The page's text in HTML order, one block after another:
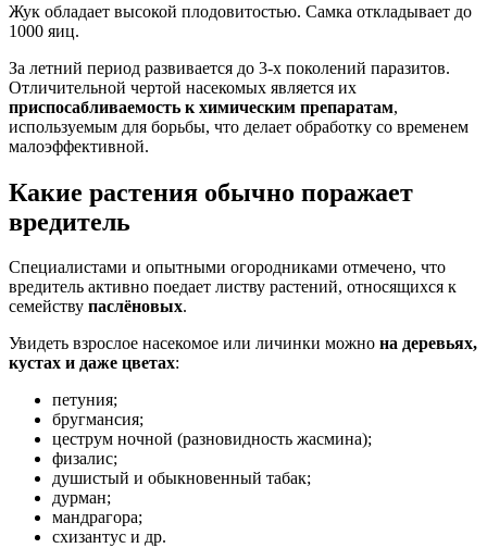
Жук обладает высокой плодовитостью. Самка откладывает до
1000 яиц.
За летний период развивается до 3-х поколений паразитов.
Отличительной чертой насекомых является их
приспосабливаемость к химическим препаратам,
используемым для борьбы, что делает обработку со временем
малоэффективной.
Какие растения обычно поражает
вредитель
Специалистами и опытными огородниками отмечено, что
вредитель активно поедает листву растений, относящихся к
семейству паслёновых.
Увидеть взрослое насекомое или личинки можно на деревьях,
кустах и даже цветах:
петуния;
бругмансия;
цеструм ночной (разновидность жасмина);
физалис;
душистый и обыкновенный табак;
дурман;
мандрагора;
схизантус и др.